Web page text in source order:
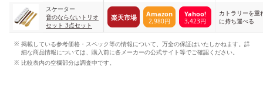
スケーター
音のならないトリオ
セット 3点セット
楽天市場 Amazon
2,980円
Yahoo!
3,423円
カトラリーを重
に持ち運べる
掲載している参考価格・スペック等の情報について、万全の保証はいたしかねます。詳
細な商品情報については、購入前に各メーカーの公式サイト等でご確認ください。
比較表内の空欄部分は調査中です。